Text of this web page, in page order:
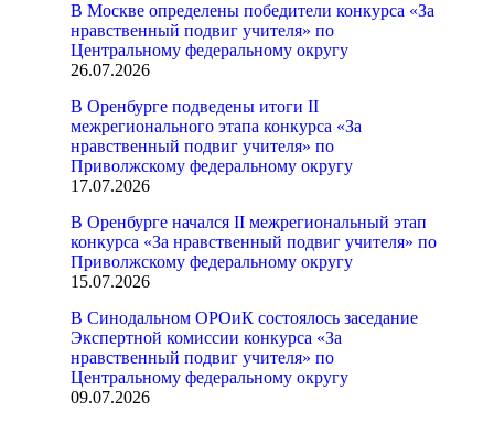
В Москве определены победители конкурса «За
нравственный подвиг учителя» по
Центральному федеральному округу
26.07.2026
В Оренбурге подведены итоги II
межрегионального этапа конкурса «За
нравственный подвиг учителя» по
Приволжскому федеральному округу
17.07.2026
В Оренбурге начался II межрегиональный этап
конкурса «За нравственный подвиг учителя» по
Приволжскому федеральному округу
15.07.2026
В Синодальном ОРОиК состоялось заседание
Экспертной комиссии конкурса «За
нравственный подвиг учителя» по
Центральному федеральному округу
09.07.2026